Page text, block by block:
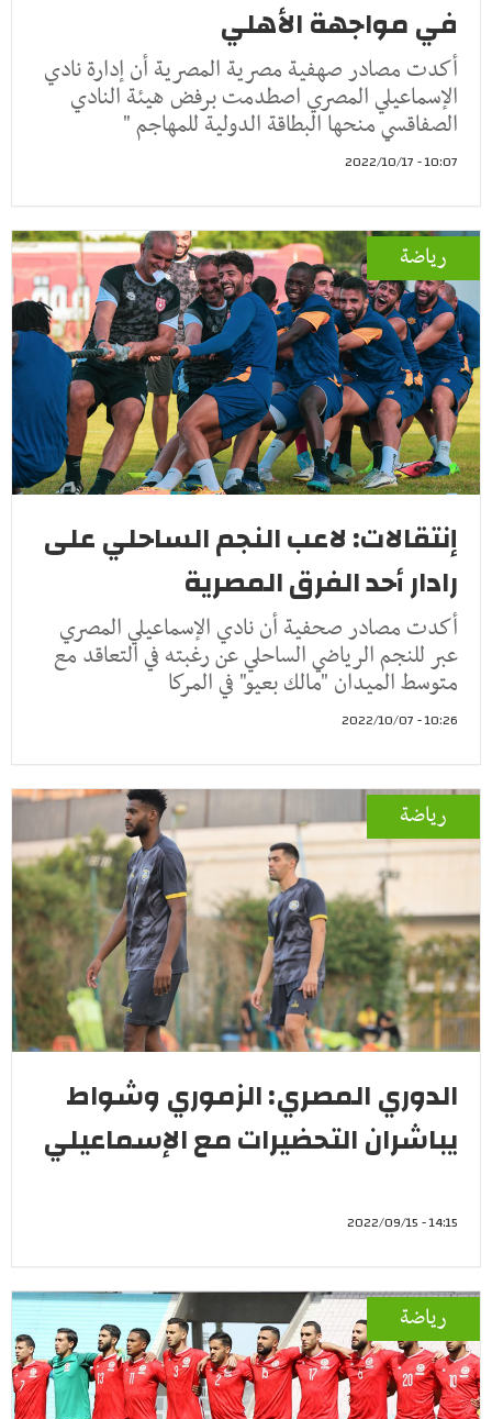
في مواجهة الأهلي
أكدت مصادر صهفية مصرية المصرية أن إدارة نادي
الإسماعيلي المصري اصطدمت برفض هيئة النادي
الصفاقسي منحها البطاقة الدولية للمهاجم "
10:07 - 2022/10/17
رياضة
إنتقالات: لاعب النجم الساحلي على
رادار أحد الفرق المصرية
أكدت مصادر صحفية أن نادي الإسماعيلي المصري
عبر للنجم الرياضي الساحلي عن رغبته في التعاقد مع
متوسط الميدان "مالك بعيو" في المركا
10:26 - 2022/10/07
رياضة
الدوري المصري: الزموري وشواط
يباشران التحضيرات مع الإسماعيلي
14:15 - 2022/09/15
رياضة